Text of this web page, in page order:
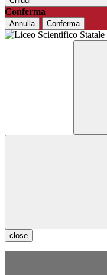
Conferma
Annulla Conferma
close